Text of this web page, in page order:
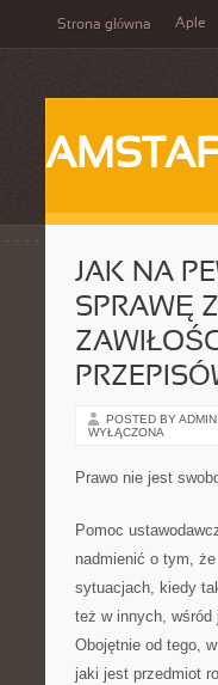
Strona główna Aple
AMSTAF
JAK NA
SPRAWĘ
POSTED BY ADMIN
WYŁĄCZONA
Prawo nie jest
Pomoc
nadmienić o tym,
sytuacjach, kiedy
też w innych, wśród
Obojętnie od tego,
jaki jest przedmiot